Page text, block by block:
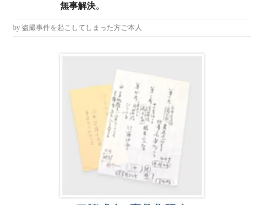
無事解決。
by 盗撮事件を起こしてしまった方ご本人